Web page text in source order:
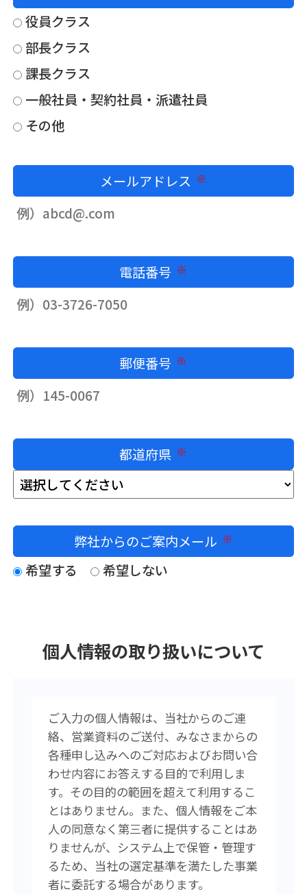
役員クラス
部長クラス
課長クラス
一般社員・契約社員・派遣社員
その他
メールアドレス
電話番号
郵便番号
都道府県
弊社からのご案内メール
希望する 希望しない
個人情報の取り扱いについて
ご入力の個人情報は、当社からのご連
絡、営業資料のご送付、みなさまからの
各種申し込みへのご対応およびお問い合
わせ内容にお答えする目的で利用しま
す。その目的の範囲を超えて利用するこ
とはありません。また、個人情報をご本
人の同意なく第三者に提供することはあ
りませんが、システム上で保管・管理す
るため、当社の選定基準を満たした事業
者に委託する場合があります。